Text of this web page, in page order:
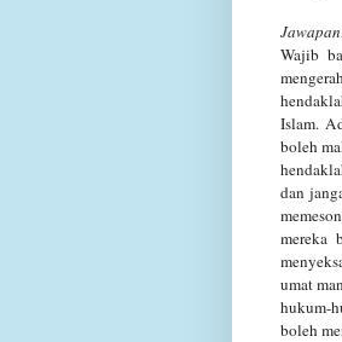
Wajib
Islam.
boleh
dan
mereka
umat
hukum-
boleh